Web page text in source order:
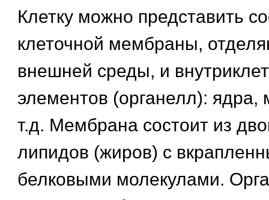
Клетку можно представить
клеточной мембраны,
внешней среды, и
элементов (органелл): ядра,
т.д. Мембрана состоит из
липидов (жиров) с
белковыми молекулами.